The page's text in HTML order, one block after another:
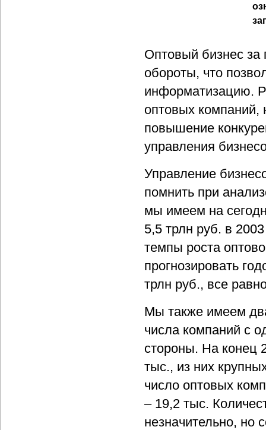
Оптовый бизнес за
обороты, что
информатизацию.
оптовых компаний,
повышение
управления
Управление
помнить при
мы имеем на
5,5 трлн руб. в
темпы роста
прогнозировать
трлн руб., все
Мы также имеем
числа компаний с
стороны. На конец
тыс., из них
число оптовых
– 19,2 тыс.
незначительно, но